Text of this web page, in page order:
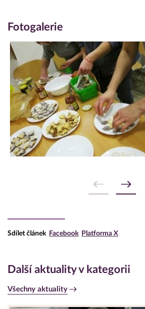
Fotogalerie
Sdílet článek Facebook Platforma X
Další aktuality v kategorii
Všechny aktuality